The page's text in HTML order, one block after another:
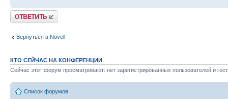
Ответить
Вернуться в Novell
КТО СЕЙЧАС НА КОНФЕРЕНЦИИ
Сейчас этот форум просматривают: нет зарегистрированных пользователей и
Список форумов